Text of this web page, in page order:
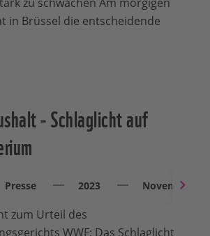
zu schwächen Am morgigen
in Brüssel die entscheidende
- Schlaglicht auf
Presse 2023 November
zum Urteil des
WWF: Das Schlaglicht